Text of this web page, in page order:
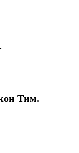
Тим.